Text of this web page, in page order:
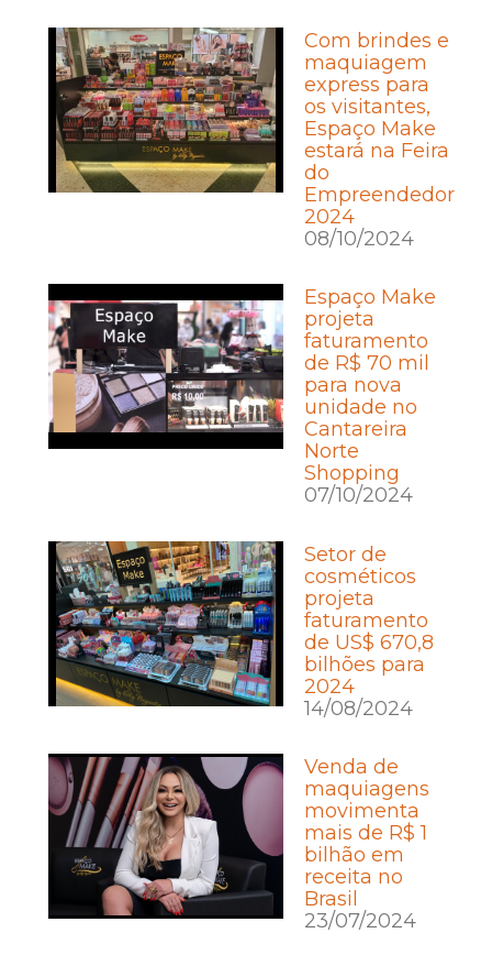
Com brindes e
maquiagem
express para
os visitantes,
Espaço Make
estará na Feira
do
Empreendedor
2024
08/10/2024
Espaço Make
projeta
faturamento
de R$ 70 mil
para nova
unidade no
Cantareira
Norte
Shopping
07/10/2024
Setor de
cosméticos
projeta
faturamento
de US$ 670,8
bilhões para
2024
14/08/2024
Venda de
maquiagens
movimenta
mais de R$ 1
bilhão em
receita no
Brasil
23/07/2024